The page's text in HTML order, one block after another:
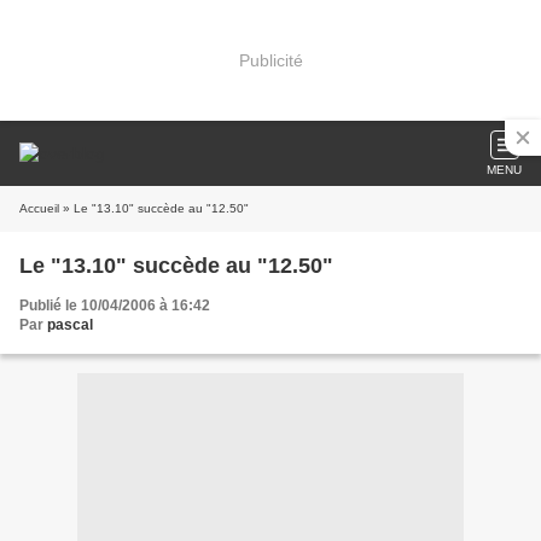
Publicité
MENU
Accueil » Le "13.10" succède au "12.50"
Le "13.10" succède au "12.50"
Publié le 10/04/2006 à 16:42
Par pascal